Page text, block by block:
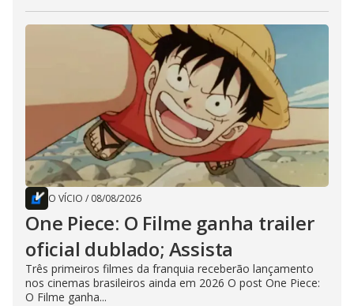
O VÍCIO / 08/08/2026
One Piece: O Filme ganha trailer
oficial dublado; Assista
Três primeiros filmes da franquia receberão lançamento
nos cinemas brasileiros ainda em 2026 O post One Piece:
O Filme ganha...